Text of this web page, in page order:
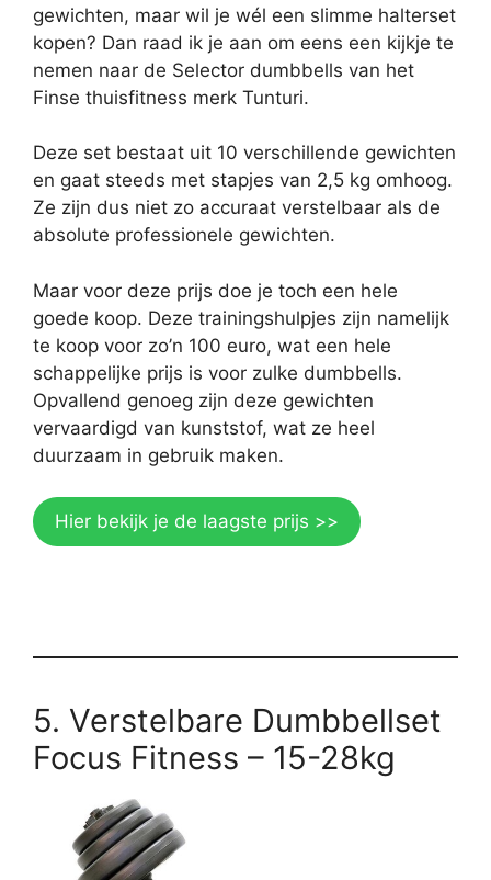
gewichten, maar wil je wél een slimme halterset
kopen? Dan raad ik je aan om eens een kijkje te
nemen naar de Selector dumbbells van het
Finse thuisfitness merk Tunturi.
Deze set bestaat uit 10 verschillende gewichten
en gaat steeds met stapjes van 2,5 kg omhoog.
Ze zijn dus niet zo accuraat verstelbaar als de
absolute professionele gewichten.
Maar voor deze prijs doe je toch een hele
goede koop. Deze trainingshulpjes zijn namelijk
te koop voor zo’n 100 euro, wat een hele
schappelijke prijs is voor zulke dumbbells.
Opvallend genoeg zijn deze gewichten
vervaardigd van kunststof, wat ze heel
duurzaam in gebruik maken.
Hier bekijk je de laagste prijs >>
5. Verstelbare Dumbbellset
Focus Fitness – 15-28kg